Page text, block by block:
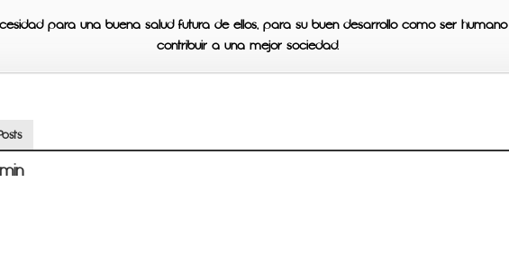
para una buena salud futura de ellos, para su buen desarrollo como ser
contribuir a una mejor sociedad.